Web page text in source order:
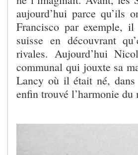
aujourd’hui parce qu’ils
Francisco par exemple,
suisse en découvrant
rivales. Aujourd’hui
communal qui jouxte sa
Lancy où il était né, dans
enfin trouvé l’harmonie